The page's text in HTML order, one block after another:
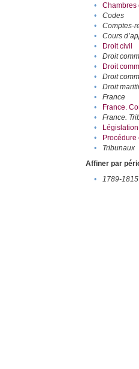
•
Chambres
•
Codes
•
Comptes-
•
Cours
•
Droit civil
•
Droit
•
Droit
•
Droit
•
Droit
•
France
•
France.
•
France.
•
Législation
•
Procédure
•
Tribunaux
Affiner par
•
1789-1815